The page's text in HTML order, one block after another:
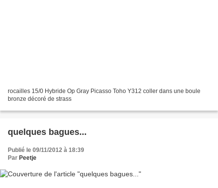
rocailles 15/0 Hybride Op Gray Picasso Toho Y312 coller dans une boule
bronze décoré de strass
quelques bagues...
Publié le 09/11/2012 à 18:39
Par Peetje